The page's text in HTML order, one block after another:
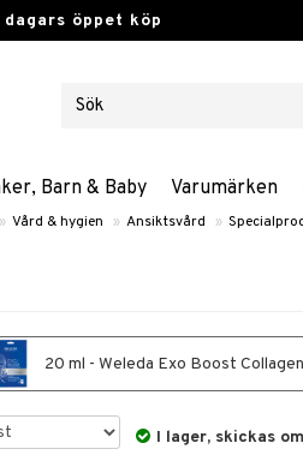
dagars öppet köp
Barn & Baby Varumärken
» Vård & hygien » Ansiktsvård »
20 ml - Weleda Exo Boost
I lager, skickas